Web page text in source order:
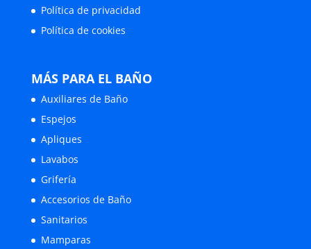
Política de privacidad
Política de cookies
MÁS PARA EL BAÑO
Auxiliares de Baño
Espejos
Apliques
Lavabos
Grifería
Accesorios de Baño
Sanitarios
Mamparas